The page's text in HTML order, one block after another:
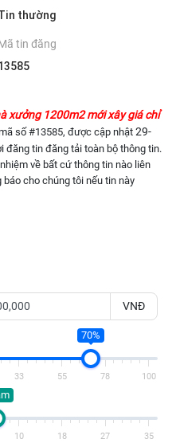
thường
tin đăng
xưởng 1200m2 mới xây giá chỉ
số #13585, được cập nhật 29-
đăng tin đăng tải toàn bộ thông tin.
về bất cứ thông tin nào liên
cho chúng tôi nếu tin này
VNĐ
70%
33 55 78 100
10 18 27 35